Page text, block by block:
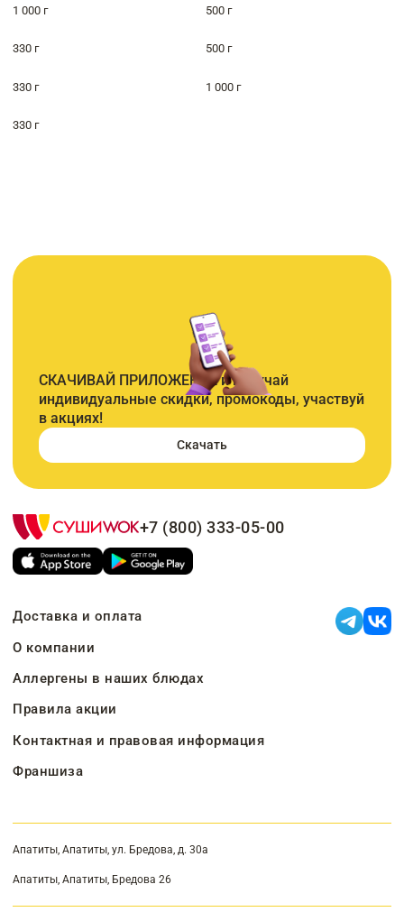
1 000 г 500 г
330 г 500 г
330 г 1 000 г
330 г
СКАЧИВАЙ ПРИЛОЖЕНИЕ и получай
индивидуальные скидки, промокоды, участвуй
в акциях!
Скачать
+7 (800) 333-05-00
Доставка и оплата
О компании
Аллергены в наших блюдах
Правила акции
Контактная и правовая информация
Франшиза
Апатиты, Апатиты, ул. Бредова, д. 30а
Апатиты, Апатиты, Бредова 26